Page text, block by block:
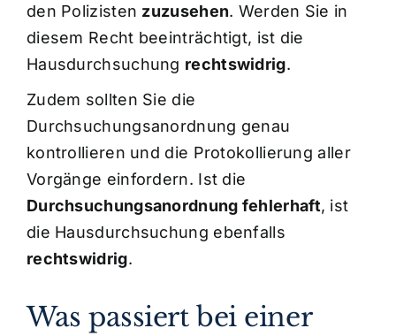
den Polizisten zuzusehen. Werden Sie in
diesem Recht beeinträchtigt, ist die
Hausdurchsuchung rechtswidrig.
Zudem sollten Sie die
Durchsuchungsanordnung genau
kontrollieren und die Protokollierung aller
Vorgänge einfordern. Ist die
Durchsuchungsanordnung fehlerhaft, ist
die Hausdurchsuchung ebenfalls
rechtswidrig.
Was passiert bei einer